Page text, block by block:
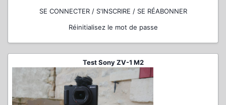
SE CONNECTER / S'INSCRIRE / SE RÉABONNER
Réinitialisez le mot de passe
Test Sony ZV-1 M2